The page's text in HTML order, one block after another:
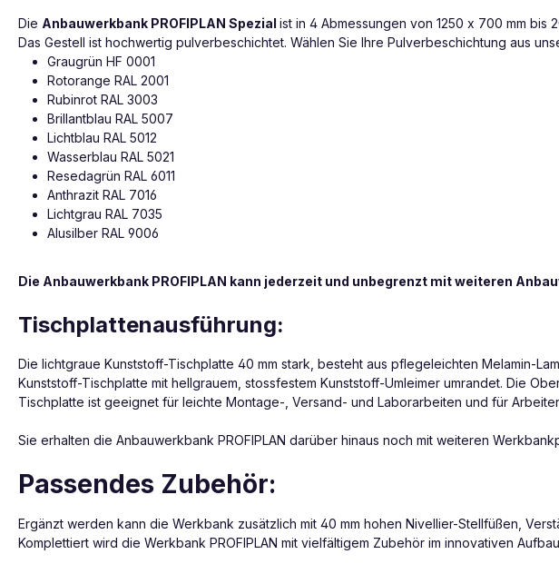
Die Anbauwerkbank PROFIPLAN Spezial ist in 4 Abmessungen von 1250 x 700 mm bis
Das Gestell ist hochwertig pulverbeschichtet. Wählen Sie Ihre Pulverbeschichtung aus
Graugrün HF 0001
Rotorange RAL 2001
Rubinrot RAL 3003
Brillantblau RAL 5007
Lichtblau RAL 5012
Wasserblau RAL 5021
Resedagrün RAL 6011
Anthrazit RAL 7016
Lichtgrau RAL 7035
Alusilber RAL 9006
Die Anbauwerkbank PROFIPLAN kann jederzeit und unbegrenzt mit weiteren
Tischplattenausführung:
Die lichtgraue Kunststoff-Tischplatte 40 mm stark, besteht aus pflegeleichten Melamin-
Kunststoff-Tischplatte mit hellgrauem, stossfestem Kunststoff-Umleimer umrandet. Die
Tischplatte ist geeignet für leichte Montage-, Versand- und Laborarbeiten und für
Sie erhalten die Anbauwerkbank PROFIPLAN darüber hinaus noch mit weiteren
Passendes Zubehör:
Ergänzt werden kann die Werkbank zusätzlich mit 40 mm hohen Nivellier-Stellfüßen,
Komplettiert wird die Werkbank PROFIPLAN mit vielfältigem Zubehör im innovativen